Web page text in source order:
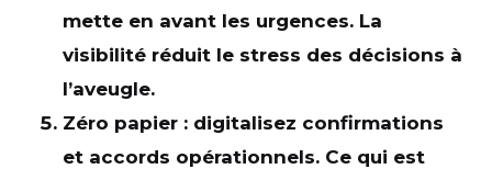
mette en avant les urgences. La
visibilité réduit le stress des décisions à
l’aveugle.
Zéro papier: digitalisez confirmations
et accords opérationnels. Ce qui est